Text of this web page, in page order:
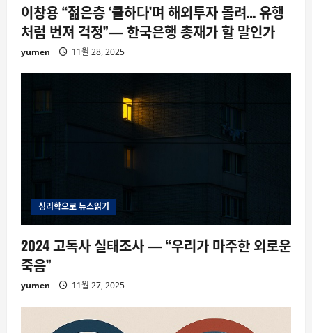
이창용 “젊은층 ‘쿨하다’며 해외투자 몰려… 유행
처럼 번져 걱정”— 한국은행 총재가 할 말인가
yumen 11월 28, 2025
심리학으로 뉴스읽기
2024 고독사 실태조사 — “우리가 마주한 외로운
죽음”
yumen 11월 27, 2025